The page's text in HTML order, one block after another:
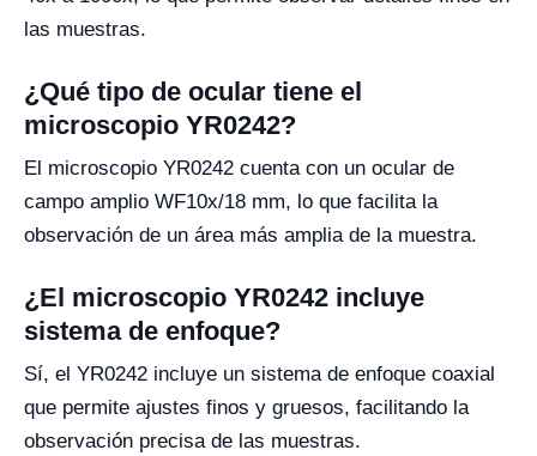
las muestras.
¿Qué tipo de ocular tiene el
microscopio YR0242?
El microscopio YR0242 cuenta con un ocular de
campo amplio WF10x/18 mm, lo que facilita la
observación de un área más amplia de la muestra.
¿El microscopio YR0242 incluye
sistema de enfoque?
Sí, el YR0242 incluye un sistema de enfoque coaxial
que permite ajustes finos y gruesos, facilitando la
observación precisa de las muestras.